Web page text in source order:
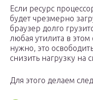
Если ресурс
будет чрезмерно
браузер долго
любая утилита в этом
нужно, это
снизить нагрузку на
Для этого делаем